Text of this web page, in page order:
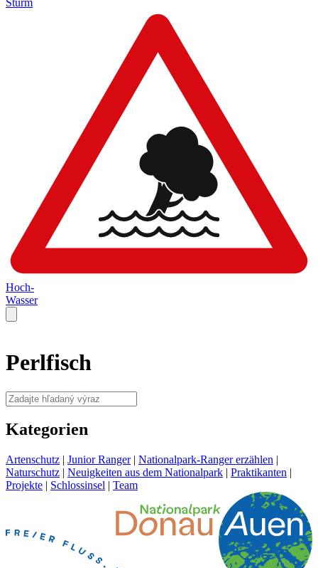
Sturm
Hoch-
Wasser
Perlfisch
Kategorien
Artenschutz | Junior Ranger | Nationalpark-Ranger erzählen |
Naturschutz | Neuigkeiten aus dem Nationalpark | Praktikanten |
Projekte | Schlossinsel | Team